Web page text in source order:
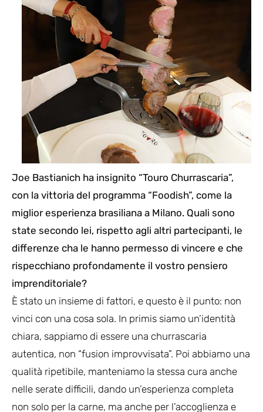
Joe Bastianich ha insignito “Touro Churrascaria”,
con la vittoria del programma “Foodish”, come la
miglior esperienza brasiliana a Milano. Quali sono
state secondo lei, rispetto agli altri partecipanti, le
differenze cha le hanno permesso di vincere e che
rispecchiano profondamente il vostro pensiero
imprenditoriale?
È stato un insieme di fattori, e questo è il punto: non
vinci con una cosa sola. In primis siamo un’identità
chiara, sappiamo di essere una churrascaria
autentica, non “fusion improvvisata”. Poi abbiamo una
qualità ripetibile, manteniamo la stessa cura anche
nelle serate difficili, dando un’esperienza completa
non solo per la carne, ma anche per l’accoglienza e